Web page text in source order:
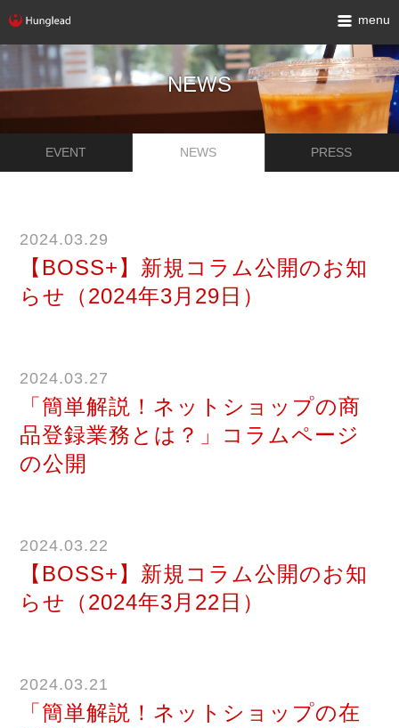
menu
NEWS
EVENT NEWS PRESS
2024.03.29
【BOSS+】新規コラム公開のお知
らせ（2024年3月29日）
2024.03.27
「簡単解説！ネットショップの商
品登録業務とは？」コラムページ
の公開
2024.03.22
【BOSS+】新規コラム公開のお知
らせ（2024年3月22日）
2024.03.21
「簡単解説！ネットショップの在